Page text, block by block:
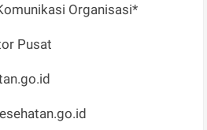
Organisasi*
Pusat